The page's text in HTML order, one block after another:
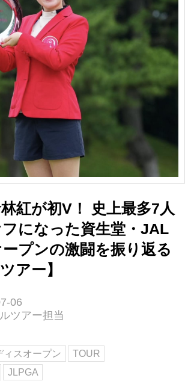
紅が初V！ 史上最多7人
になった資生堂・JAL
プンの激闘を振り返る
アー】
06
ツアー担当
ィスオープン
TOUR
JLPGA